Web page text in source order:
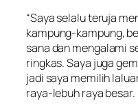
“Saya selalu teruja
kampung-kampung,
sana dan mengalami
ringkas. Saya juga
jadi saya memilih
raya-lebuh raya besar.